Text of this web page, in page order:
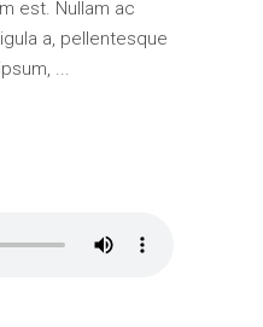
est. Nullam ac
a, pellentesque